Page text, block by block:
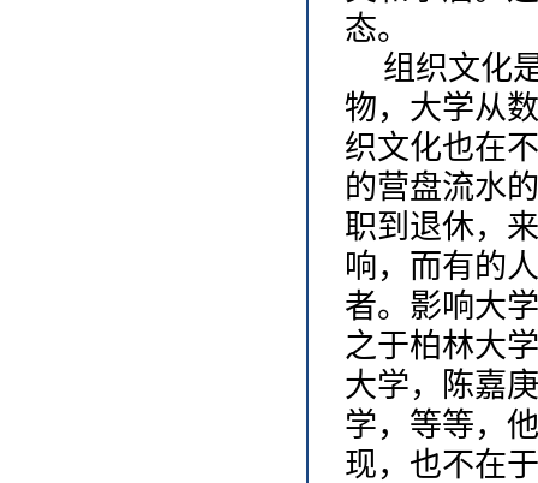
态。
组织文化
物，大学从
织文化也在
的营盘流水
职到退休，
响，而有的
者。影响大
之于柏林大
大学，陈嘉
学，等等，
现，也不在